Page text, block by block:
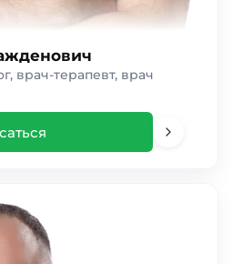
врач-терапевт, врач